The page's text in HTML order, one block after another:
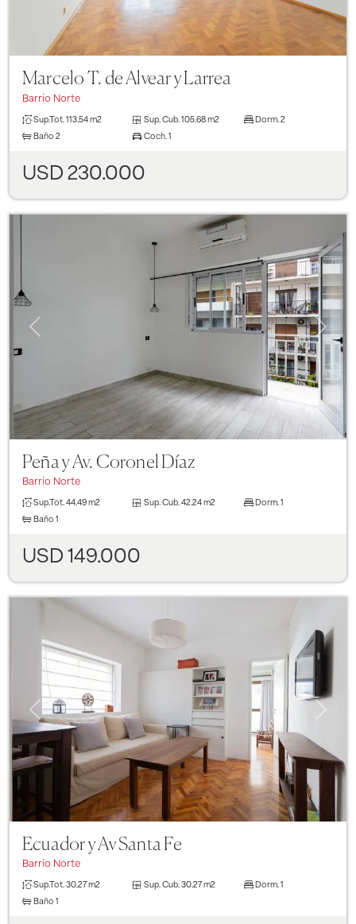
Marcelo T. de Alvear y Larrea
Barrio Norte
Sup.Tot. 113.54 m2 Sup. Cub. 105.68 m2 Dorm. 2
Baño 2 Coch. 1
USD 230.000
Previous Next
Peña y Av. Coronel Díaz
Barrio Norte
Sup.Tot. 44.49 m2 Sup. Cub. 42.24 m2 Dorm. 1
Baño 1
USD 149.000
Previous Next
Ecuador y Av Santa Fe
Barrio Norte
Sup.Tot.30.27 m2 Sup. Cub. 30.27 m2 Dorm. 1
Baño 1